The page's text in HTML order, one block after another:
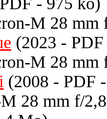
M 28
(2023 -
M 28
(2008 - PDF
28 mm f/